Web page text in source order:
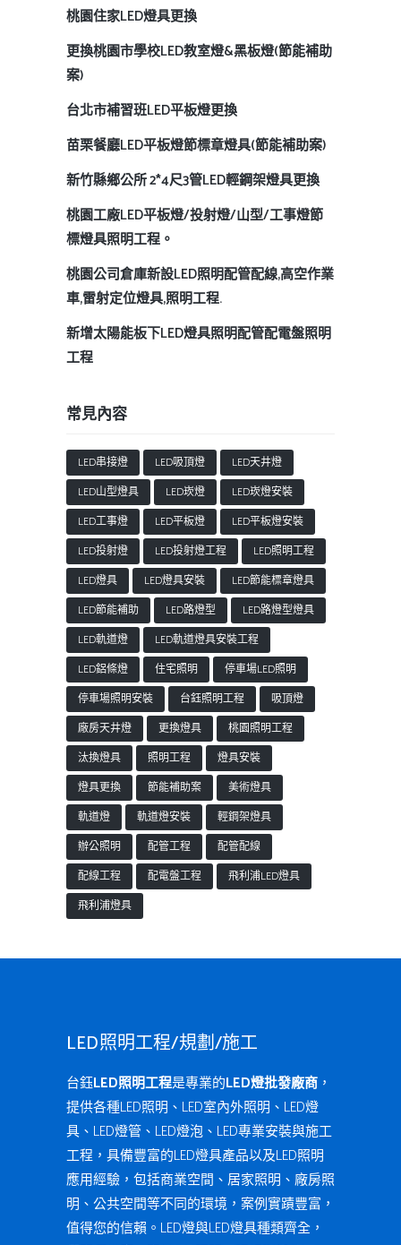
桃園住家LED燈具更換
更換桃園市學校LED教室燈&黑板燈(節能補助
案)
台北市補習班LED平板燈更換
苗栗餐廳LED平板燈節標章燈具(節能補助案)
新竹縣鄉公所 2*4尺3管LED輕鋼架燈具更換
桃園工廠LED平板燈/投射燈/山型/工事燈節
標燈具照明工程。
桃園公司倉庫新設LED照明配管配線,高空作業
車,雷射定位燈具,照明工程.
新增太陽能板下LED燈具照明配管配電盤照明
工程
常見內容
LED串接燈 LED吸頂燈
LED天井燈
LED山型燈具
LED崁燈
LED崁燈安裝
LED工事燈
LED平板燈
LED平板燈安裝
LED投射燈
LED投射燈工程
LED照明工程
LED燈具
LED燈具安裝
LED節能標章燈具
LED節能補助
LED路燈型
LED路燈型燈具
LED軌道燈
LED軌道燈具安裝工程
LED鋁條燈
住宅照明
停車場LED照明
停車場照明安裝
台鈺照明工程
吸頂燈
廠房天井燈
更換燈具
桃園照明工程
汰換燈具
照明工程
燈具安裝
燈具更換
節能補助案
美術燈具
軌道燈
軌道燈安裝
輕鋼架燈具
辦公照明
配管工程
配管配線
配線工程
配電盤工程
飛利浦LED燈具
飛利浦燈具
LED照明工程/規劃/施工
台鈺LED照明工程是專業的LED燈批發廠商 ，
提供各種LED照明、LED室內外照明、LED燈
具、LED燈管、LED燈泡、LED專業安裝與施工
工程，具備豐富的LED燈具產品以及LED照明
應用經驗，包括商業空間、居家照明、廠房照
明、公共空間等不同的環境，案例實蹟豐富，
值得您的信賴。LED燈與LED燈具種類齊全，